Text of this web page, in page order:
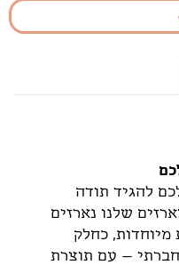
להגיד תודה
שלנו נארזים
מיוחדות, כחלק
– עם תוצרת